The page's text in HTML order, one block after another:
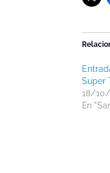
Super
18/10/
En